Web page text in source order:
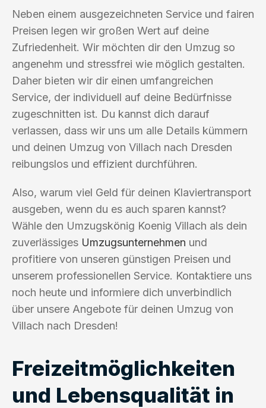
Neben einem ausgezeichneten Service und fairen
Preisen legen wir großen Wert auf deine
Zufriedenheit. Wir möchten dir den Umzug so
angenehm und stressfrei wie möglich gestalten.
Daher bieten wir dir einen umfangreichen
Service, der individuell auf deine Bedürfnisse
zugeschnitten ist. Du kannst dich darauf
verlassen, dass wir uns um alle Details kümmern
und deinen Umzug von Villach nach Dresden
reibungslos und effizient durchführen.
Also, warum viel Geld für deinen Klaviertransport
ausgeben, wenn du es auch sparen kannst?
Wähle den Umzugskönig Koenig Villach als dein
zuverlässiges Umzugsunternehmen und
profitiere von unseren günstigen Preisen und
unserem professionellen Service. Kontaktiere uns
noch heute und informiere dich unverbindlich
über unsere Angebote für deinen Umzug von
Villach nach Dresden!
Freizeitmöglichkeiten
und Lebensqualität in